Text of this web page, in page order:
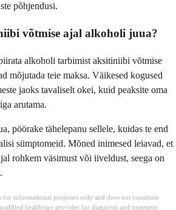
põhjendusi.
võtmise ajal alkoholi juua?
alkoholi tarbimist aksitiniibi võtmise
mõjutada teie maksa. Väikesed kogused
jaoks tavaliselt okei, kuid peaksite oma
arutama.
pöörake tähelepanu sellele, kuidas te end
sümptomeid. Mõned inimesed leiavad, et
rohkem väsimust või iiveldust, seega on
for informational purposes only and does not constitute
healthcare provider for diagnosis and treatment